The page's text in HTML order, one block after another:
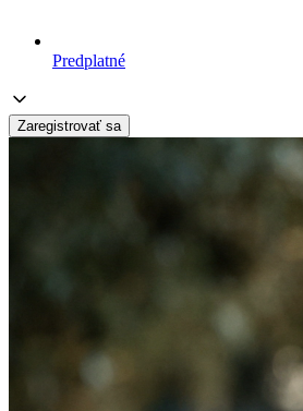
Predplatné
Zaregistrovať sa